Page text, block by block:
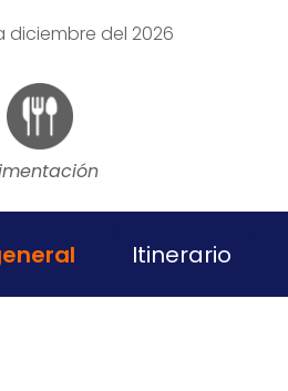
diciembre del 2026
Itinerario